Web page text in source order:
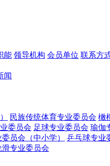
能 领导机构 会员单位 联系方
闻
民族传统体育专业委员会 橄
委员会 足球专业委员会 瑜伽
员会（中小学）
乒乓球专业
专业委员会